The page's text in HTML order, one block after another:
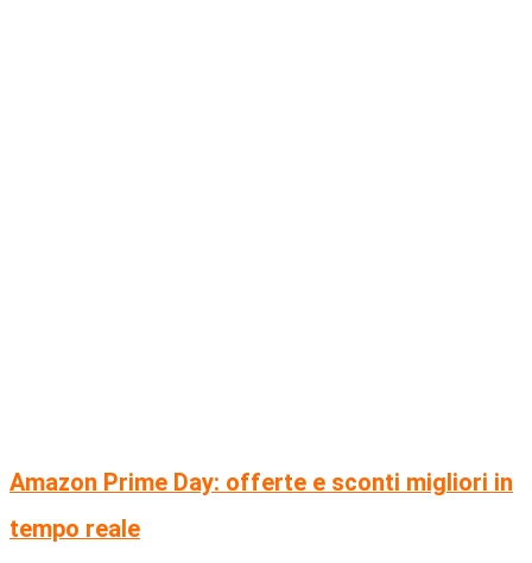
Amazon Prime Day: offerte e sconti migliori in
tempo reale